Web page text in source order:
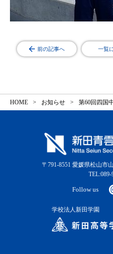
前の記事へ 一覧
HOME お知らせ 第60回四国
〒791-8551 愛媛県松山市
TEL:089-
Follow us
学校法人新田学園